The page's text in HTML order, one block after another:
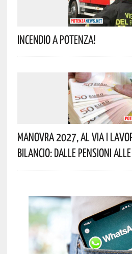
Incendio A Potenza!
Manovra 2027, Al Via I
Bilancio: Dalle Pensioni Alle